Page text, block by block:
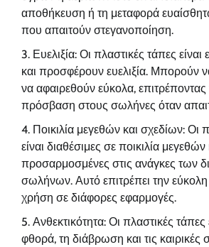
αποθήκευση ή τη μεταφορά
που απαιτούν στεγανοποίηση.
Ευελιξία: Οι πλαστικές τάπες
και προσφέρουν ευελιξία. Μπορούν
να αφαιρεθούν εύκολα,
πρόσβαση στους σωλήνες όταν
Ποικιλία μεγεθών και σχεδίων: Οι
είναι διαθέσιμες σε ποικιλία
προσαρμοσμένες στις ανάγκες των
σωλήνων. Αυτό επιτρέπει την εύκολη
χρήση σε διάφορες εφαρμογές.
Ανθεκτικότητα: Οι πλαστικές τάπες
φθορά, τη διάβρωση και τις καιρικές